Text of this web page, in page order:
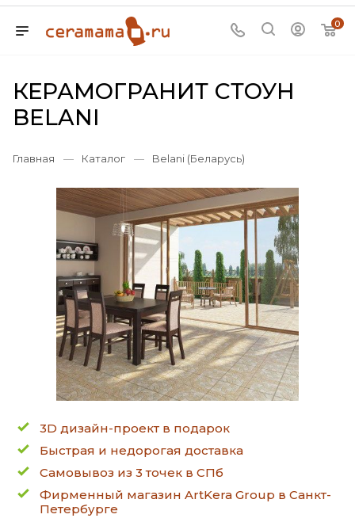
0
КЕРАМОГРАНИТ СТОУН
BELANI
Главная — Каталог — Belani (Беларусь)
3D дизайн-проект в подарок
Быстрая и недорогая доставка
Самовывоз из 3 точек в СПб
Фирменный магазин ArtKera Group в Санкт-
Петербурге